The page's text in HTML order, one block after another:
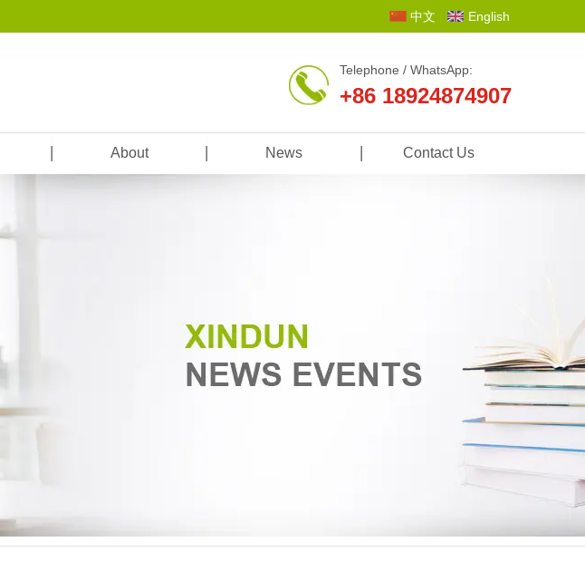
Telephone / WhatsApp:
+86 18924874907
中文 English
About News Contact Us